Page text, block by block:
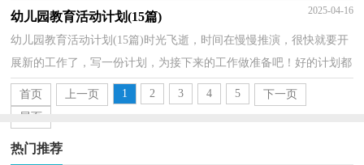
习制定一个计划了。那么计划怎么拟定才能发挥它最大...
幼儿园教育活动计划(15篇) 2025-04-16
幼儿园教育活动计划(15篇)时光飞逝，时间在慢慢推演，很快就要开
展新的工作了，写一份计划，为接下来的工作做准备吧！好的计划都
具备一些什么特点呢？以下是小编整理的幼儿园教育活动计...
首页 上一页 1 2 3 4 5
下一页
尾页
热门推荐